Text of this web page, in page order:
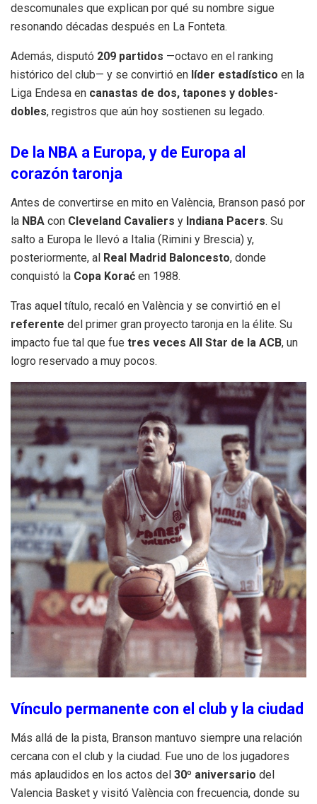
descomunales que explican por qué su nombre sigue
resonando décadas después en La Fonteta.
Además, disputó 209 partidos —octavo en el ranking
histórico del club— y se convirtió en líder estadístico en la
Liga Endesa en canastas de dos, tapones y dobles-
dobles, registros que aún hoy sostienen su legado.
De la NBA a Europa, y de Europa al
corazón taronja
Antes de convertirse en mito en València, Branson pasó por
la NBA con Cleveland Cavaliers y Indiana Pacers. Su
salto a Europa le llevó a Italia (Rimini y Brescia) y,
posteriormente, al Real Madrid Baloncesto, donde
conquistó la Copa Korać en 1988.
Tras aquel título, recaló en València y se convirtió en el
referente del primer gran proyecto taronja en la élite. Su
impacto fue tal que fue tres veces All Star de la ACB, un
logro reservado a muy pocos.
Vínculo permanente con el club y la ciudad
Más allá de la pista, Branson mantuvo siempre una relación
cercana con el club y la ciudad. Fue uno de los jugadores
más aplaudidos en los actos del 30º aniversario del
Valencia Basket y visitó València con frecuencia, donde su